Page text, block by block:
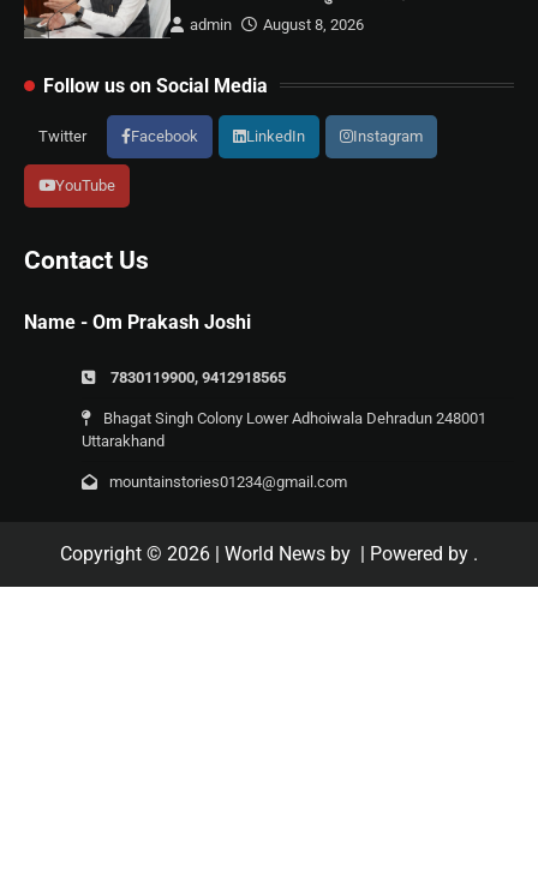
admin
August 8, 2026
Follow us on Social Media
Twitter Facebook LinkedIn Instagram
YouTube
Contact Us
Name - Om Prakash Joshi
7830119900, 9412918565
Bhagat Singh Colony Lower Adhoiwala Dehradun 248001
Uttarakhand
mountainstories01234@gmail.com
Copyright © 2026 | World News by | Powered by .